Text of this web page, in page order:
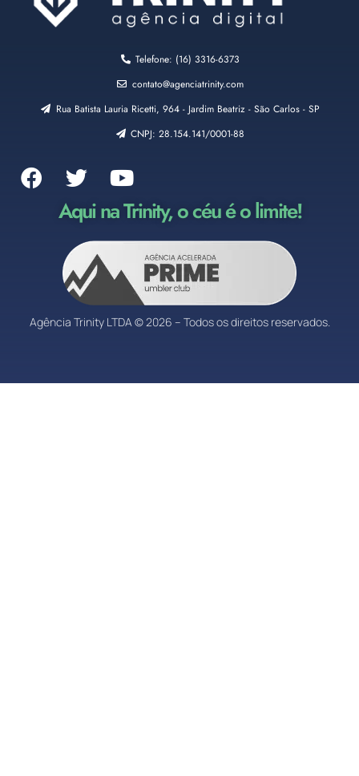
Telefone: (16) 3316-6373
contato@agenciatrinity.com
Rua Batista Lauria Ricetti, 964 - Jardim Beatriz - São Carlos - SP
CNPJ: 28.154.141/0001-88
Aqui na Trinity, o céu é o limite!
Agência Trinity LTDA © 2026 – Todos os direitos reservados.